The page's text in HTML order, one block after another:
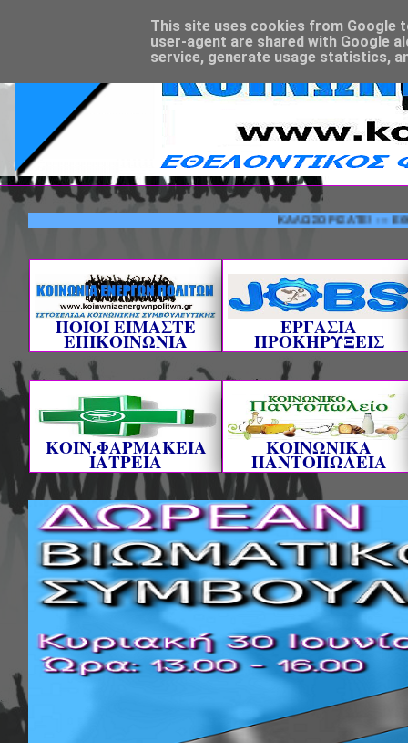
ΚΑΛΩΣΟΡΙΣΑΤΕ! ---
ΠΟΙΟΙ ΕΙΜΑΣΤΕ
ΕΠΙΚΟΙΝΩΝΙΑ
ΕΡΓΑΣΙΑ
ΠΡΟΚΗΡΥΞΕΙΣ
ΚΟΙΝ.ΦΑΡΜΑΚΕΙΑ
ΙΑΤΡΕΙΑ
ΚΟΙΝΩΝΙΚΑ
ΠΑΝΤΟΠΩΛΕΙΑ
This site uses cookies from Google
user-agent are shared with Google
service, generate usage statistics,